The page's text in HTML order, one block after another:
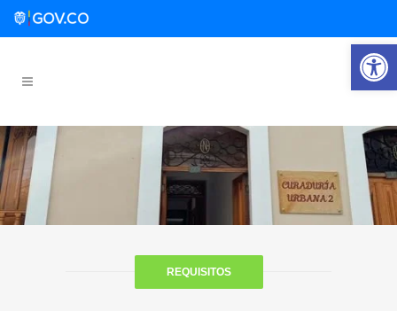
REQUISITOS
Abrir